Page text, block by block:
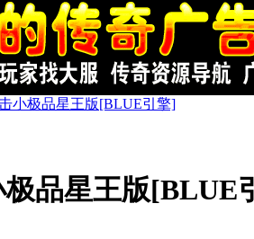
小极品星王版[BLUE引擎]
极品星王版[BLUE